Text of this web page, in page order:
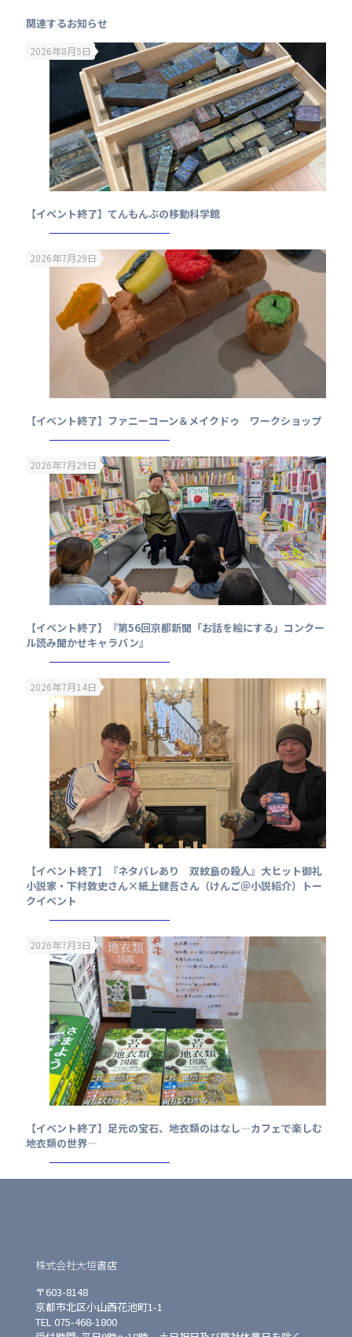
関連するお知らせ
2026年8月5日
【イベント終了】てんもんぶの移動科学館
2026年7月29日
【イベント終了】ファニーコーン＆メイクドゥ ワークショップ
2026年7月29日
【イベント終了】『第56回京都新聞「お話を絵にする」コンクー
ル読み聞かせキャラバン』
2026年7月14日
【イベント終了】『ネタバレあり 双紋島の殺人』大ヒット御礼
小説家・下村敦史さん×紙上健吾さん（けんご＠小説紹介）トー
クイベント
2026年7月3日
【イベント終了】足元の宝石、地衣類のはなし—カフェで楽しむ
地衣類の世界—
株式会社大垣書店
〒603-8148
京都市北区小山西花池町1-1
TEL 075-468-1800